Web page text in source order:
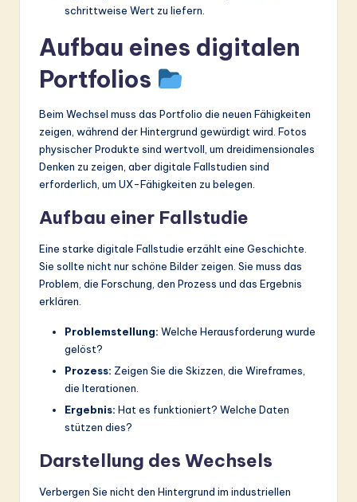
schrittweise Wert zu liefern.
Aufbau eines digitalen
Portfolios
Beim Wechsel muss das Portfolio die neuen Fähigkeiten
zeigen, während der Hintergrund gewürdigt wird. Fotos
physischer Produkte sind wertvoll, um dreidimensionales
Denken zu zeigen, aber digitale Fallstudien sind
erforderlich, um UX-Fähigkeiten zu belegen.
Aufbau einer Fallstudie
Eine starke digitale Fallstudie erzählt eine Geschichte.
Sie sollte nicht nur schöne Bilder zeigen. Sie muss das
Problem, die Forschung, den Prozess und das Ergebnis
erklären.
Problemstellung: Welche Herausforderung wurde
gelöst?
Prozess: Zeigen Sie die Skizzen, die Wireframes,
die Iterationen.
Ergebnis: Hat es funktioniert? Welche Daten
stützen dies?
Darstellung des Wechsels
Verbergen Sie nicht den Hintergrund im industriellen